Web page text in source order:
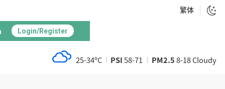
繁体
Login/Register
25-34ºC PSI58-71 PM2.58-18 Cloudy